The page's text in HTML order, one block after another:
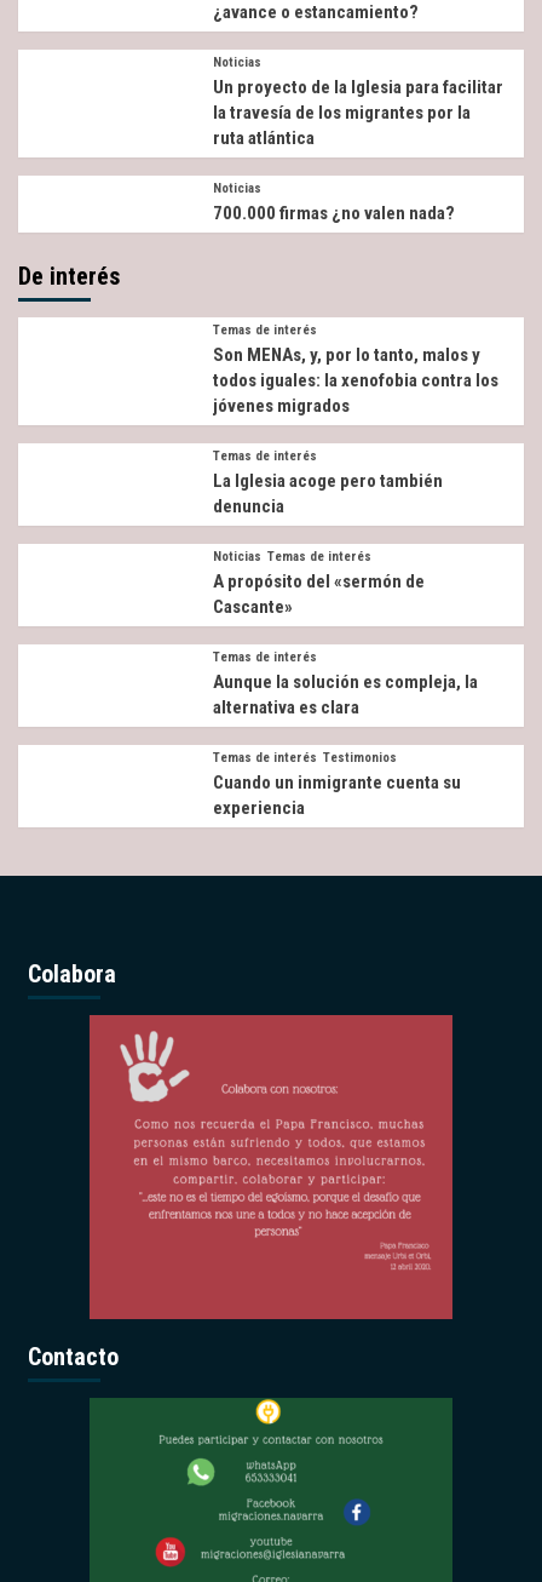
¿avance o estancamiento?
Noticias
Un proyecto de la Iglesia para facilitar
la travesía de los migrantes por la
ruta atlántica
Noticias
700.000 firmas ¿no valen nada?
De interés
Temas de interés
Son MENAs, y, por lo tanto, malos y
todos iguales: la xenofobia contra los
jóvenes migrados
Temas de interés
La Iglesia acoge pero también
denuncia
Noticias Temas de interés
A propósito del «sermón de
Cascante»
Temas de interés
Aunque la solución es compleja, la
alternativa es clara
Temas de interés Testimonios
Cuando un inmigrante cuenta su
experiencia
Colabora
Contacto